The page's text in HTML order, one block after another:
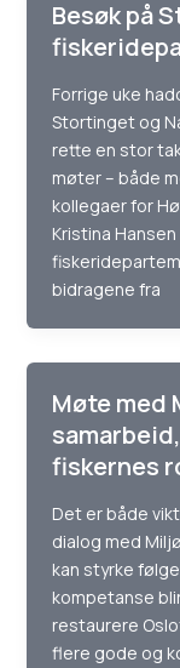
Besøk på
Forrige uke
Stortinget og
rette en stor
møter – både
kollegaer for
Kristina
bidragene fra
Møte med
fiskernes
Det er både
dialog med
kan styrke
kompetanse
restaurere
flere gode og